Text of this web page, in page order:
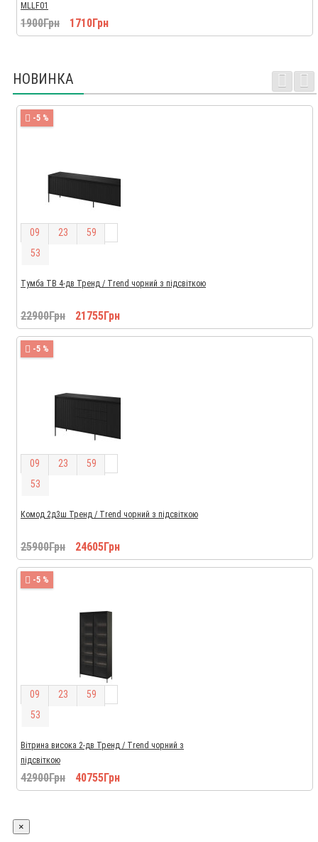
MLLF01
1900Грн 1710Грн
НОВИНКА
-5 %
09 23 59
51
Тумба ТВ 4-дв Тренд / Trend чорний з підсвіткою
22900Грн 21755Грн
-5 %
09 23 59
51
Комод 2д3ш Тренд / Trend чорний з підсвіткою
25900Грн 24605Грн
-5 %
09 23 59
51
Вітрина висока 2-дв Тренд / Trend чорний з
підсвіткою
42900Грн 40755Грн
×